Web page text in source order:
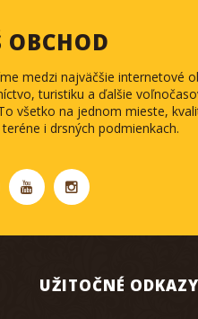
OBCHOD
medzi najväčšie internetové
turistiku a ďalšie
všetko na jednom mieste,
i drsných podmienkach.
UŽITOČNÉ ODKAZY